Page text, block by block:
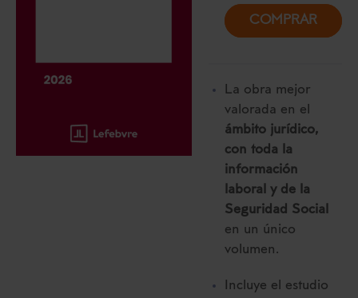
COMPRAR
La obra mejor
valorada en el
ámbito jurídico,
con toda la
información
laboral y de la
Seguridad Social
en un único
volumen.
Incluye el estudio